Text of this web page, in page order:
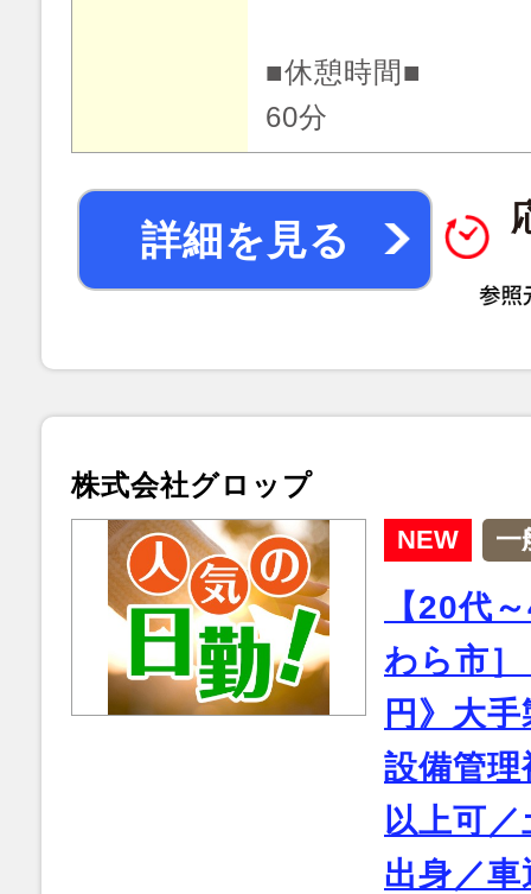
■休憩時間■
60分
詳細を見る
株式会社グロップ
NEW 一
【20代
わら市
円》大
設備管
以上可
出身／